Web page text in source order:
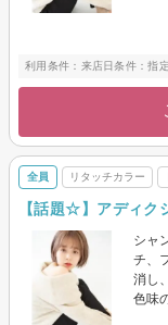
利用条件：来店日条件：指
全員 リタッチカラー
【話題☆】アディク
シャ
チ、
消し
色味